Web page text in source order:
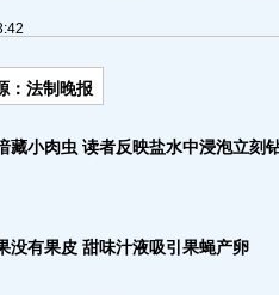
：法制晚报
藏小肉虫 读者反映盐水中浸泡立刻
没有果皮 甜味汁液吸引果蝇产卵